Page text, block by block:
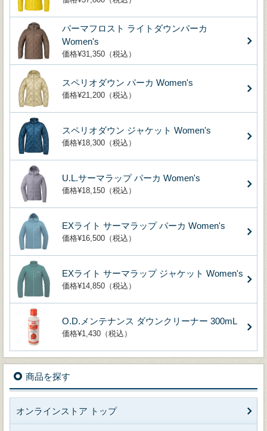
パーマフロスト ライトダウンパーカ
Women's
価格¥31,350（税込）
スペリオダウン パーカ Women's
価格¥21,200（税込）
スペリオダウン ジャケット Women's
価格¥18,300（税込）
U.L.サーマラップ パーカ Women's
価格¥18,150（税込）
EXライト サーマラップ パーカ Women's
価格¥16,500（税込）
EXライト サーマラップ ジャケット Women's
価格¥14,850（税込）
O.D.メンテナンス ダウンクリーナー 300mL
価格¥1,430（税込）
商品を探す
オンラインストア トップ